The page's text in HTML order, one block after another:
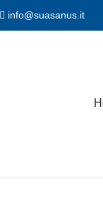
info@suasanus.it